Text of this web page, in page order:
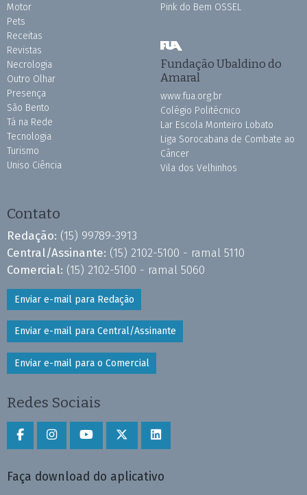
Motor
Pets
Receitas
Revistas
Necrologia
Outro Olhar
Presença
São Bento
Tá na Rede
Tecnologia
Turismo
Uniso Ciência
Pink do Bem OSSEL
Fundação Ubaldino do
Amaral
www.fua.org.br
Colégio Politécnico
Lar Escola Monteiro Lobato
Liga Sorocabana de Combate ao
Câncer
Vila dos Velhinhos
Contato
Redação: (15) 99789-3913
Central/Assinante: (15) 2102-5100 - ramal 5110
Comercial: (15) 2102-5100 - ramal 5060
Enviar e-mail para Redação
Enviar e-mail para Central/Assinante
Enviar e-mail para o Comercial
Redes Sociais
Faça download do aplicativo